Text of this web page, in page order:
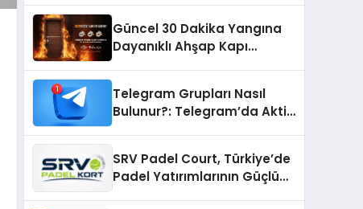
Güncel 30 Dakika Yangına
Dayanıklı Ahşap Kapı
Telegram Grupları Nasıl
Bulunur?: Telegram’da Aktif
SRV Padel Court, Türkiye’de
Padel Yatırımlarının Güçlü